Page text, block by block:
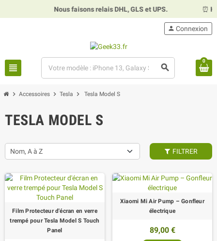
Nous faisons relais DHL, GLS et UPS. ⏰
view_headline search
person Connexion
0
chevron_right Accessoires chevron_right Tesla chevron_right Tesla Model S
TESLA MODEL S
Nom, A à Z FILTRER
Film Protecteur d'écran en verre
trempé pour Tesla Model S Touch
Panel
Xiaomi Mi Air Pump – Gonfleur
électrique
89,00 €